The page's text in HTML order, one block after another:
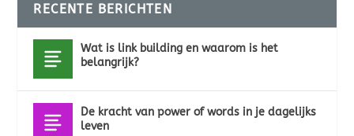
RECENTE BERICHTEN
Wat is link building en waarom is het
belangrijk?
De kracht van power of words in je dagelijks
leven